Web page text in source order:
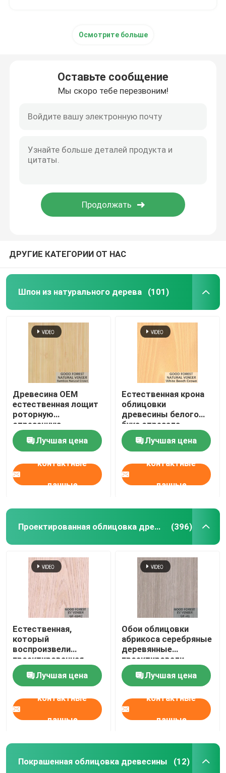
Осмотрите больше
Оставьте сообщение
Мы скоро тебе перезвоним!
ДРУГИЕ КАТЕГОРИИ ОТ НАС
Шпон из натурального дерева (101)
Древесина OEM
естественная лощит
роторную
отрезанную
облицовку мебели
естественную
бамбуковую
Лучшая цена
контактные
данные
Естественная крона
облицовки
древесины белого
бука отрезала
подгонянное
обслуживание
Лучшая цена
контактные
данные
Проектированная облицовка древесины (396)
Естественная,
который
воспроизвели
проектированная
древесина лощит дуб
e. - европейский
Лучшая цена
контактные
данные
Обои облицовки
абрикоса серебряные
деревянные
проектировали
вертикальное зерно
Лучшая цена
контактные
данные
Покрашенная облицовка древесины (12)